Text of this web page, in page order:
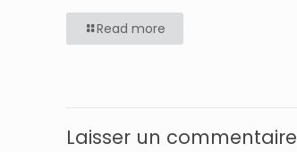
Read more
Laisser un commentaire